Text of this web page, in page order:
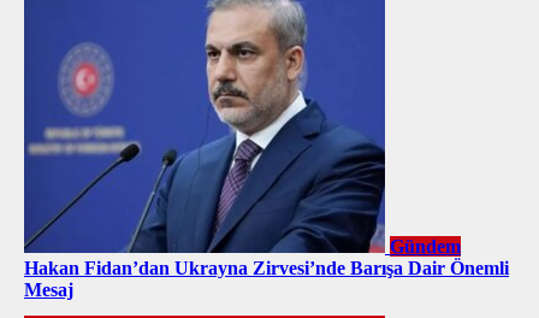
Gündem
Hakan Fidan’dan Ukrayna Zirvesi’nde Barışa Dair Önemli
Mesaj